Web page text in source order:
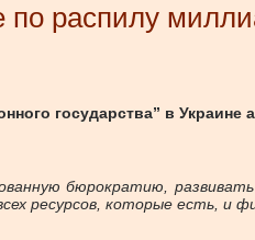
по распилу
государства” в
бюрократию,
ресурсов, которые есть, и